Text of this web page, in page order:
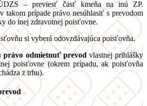
– previesť časť kmeňa na inú ZP.
takom prípade právo nesúhlasiť s prevodom
do inej zdravotnej poisťovne.
si vyberá odovzdávajúca poisťovňa.
právo odmietnuť prevod vlastnej prihlášky
poisťovne (okrem prípadu, ak poisťovňa
z trhu).